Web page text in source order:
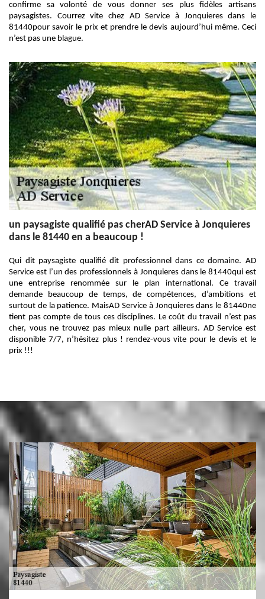
confirme sa volonté de vous donner ses plus fidèles artisans
paysagistes. Courrez vite chez AD Service à Jonquieres dans le
81440pour savoir le prix et prendre le devis aujourd’hui même. Ceci
n’est pas une blague.
un paysagiste qualifié pas cherAD Service à Jonquieres
dans le 81440 en a beaucoup !
Qui dit paysagiste qualifié dit professionnel dans ce domaine. AD
Service est l’un des professionnels à Jonquieres dans le 81440qui est
une entreprise renommée sur le plan international. Ce travail
demande beaucoup de temps, de compétences, d’ambitions et
surtout de la patience. MaisAD Service à Jonquieres dans le 81440ne
tient pas compte de tous ces disciplines. Le coût du travail n’est pas
cher, vous ne trouvez pas mieux nulle part ailleurs. AD Service est
disponible 7/7, n’hésitez plus ! rendez-vous vite pour le devis et le
prix !!!